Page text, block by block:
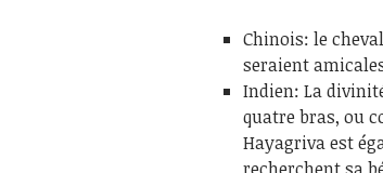
Chinois: le
seraient
Indien: La
quatre bras, ou
Hayagriva est